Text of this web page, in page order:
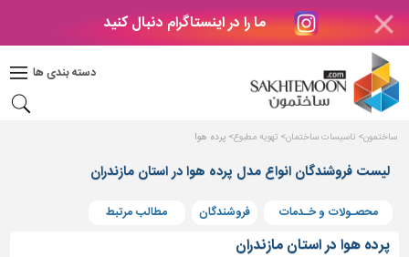
ما را در اینستاگرام دنبال کنید
دسته بندی ها
دکوراسیون
بتن
های
بتنی
و
پنجره
ساختمون تاسیسات ساختمان تهویه مطبوع پرده هوا
لیست فروشندگان انواع مدل پرده هوا در استان مازندران
محصـولات و خـدمات فروشندگان مطالب مرتبط
پرده هوا در استان مازندران